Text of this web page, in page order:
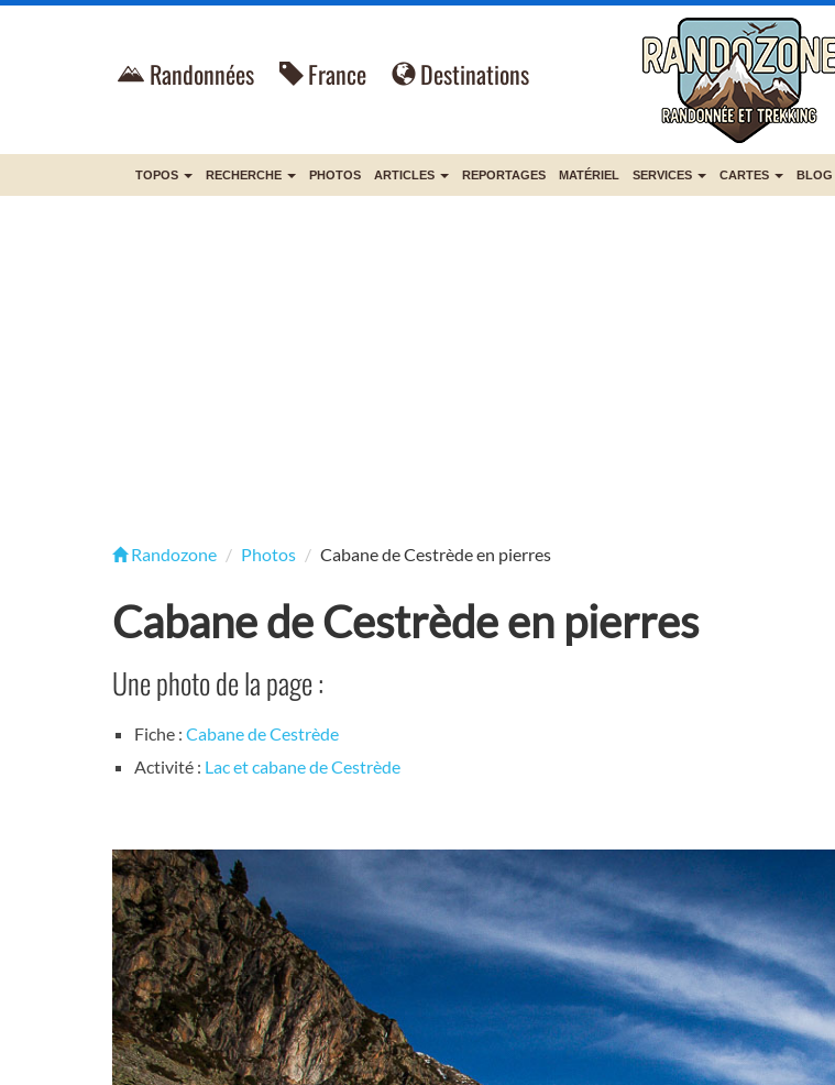
Randonnées France Destinations
TOPOS RECHERCHE PHOTOS ARTICLES REPORTAGES MATÉRIEL SERVICES CARTES BLOG
Randozone Photos Cabane de Cestrède en pierres
Cabane de Cestrède en pierres
Une photo de la page :
Fiche : Cabane de Cestrède
Activité : Lac et cabane de Cestrède